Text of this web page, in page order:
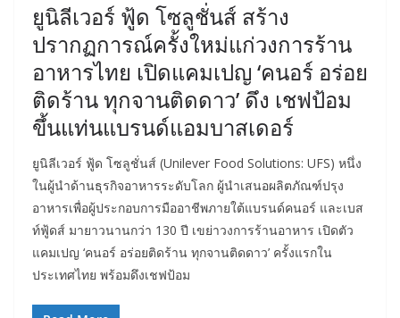
ยูนิลีเวอร์ ฟู้ด โซลูชั่นส์ สร้าง
ปรากฏการณ์ครั้งใหม่แก่วงการร้าน
อาหารไทย เปิดแคมเปญ ‘คนอร์ อร่อย
ติดร้าน ทุกจานติดดาว’ ดึง เชฟป้อม
ขึ้นแท่นแบรนด์แอมบาสเดอร์
ยูนิลีเวอร์ ฟู้ด โซลูชั่นส์ (Unilever Food Solutions: UFS) หนึ่ง
ในผู้นำด้านธุรกิจอาหารระดับโลก ผู้นำเสนอผลิตภัณฑ์ปรุง
อาหารเพื่อผู้ประกอบการมืออาชีพภายใต้แบรนด์คนอร์ และเบส
ท์ฟู้ดส์ มายาวนานกว่า 130 ปี เขย่าวงการร้านอาหาร เปิดตัว
แคมเปญ ‘คนอร์ อร่อยติดร้าน ทุกจานติดดาว’ ครั้งแรกใน
ประเทศไทย พร้อมดึงเชฟป้อม